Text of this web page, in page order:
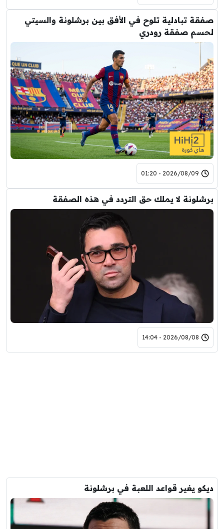
صفقة تبادلية تلوح في الأفق بين برشلونة والسيتي
لحسم صفقة رودري
2026/08/09 - 01:20
برشلونة لا يملك حق التردد في هذه الصفقة
2026/08/08 - 14:04
ديكو يغير قواعد اللعبة في برشلونة